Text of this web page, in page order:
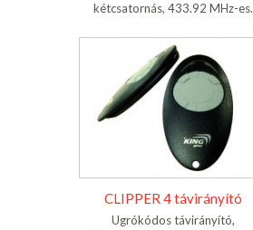
kétcsatornás, 433.92 MHz-es.
CLIPPER 4 távirányító
Ugrókódos távirányító,